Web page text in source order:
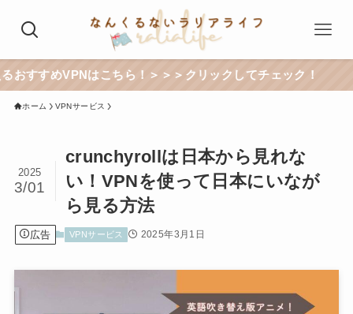
こちら！＞＞＞クリックしてチェック！
ホーム VPNサービス
crunchyrollは日本から見れな
い！VPNを使って日本にいなが
ら見る方法
2025
3/01
広告 VPNサービス 2025年3月1日